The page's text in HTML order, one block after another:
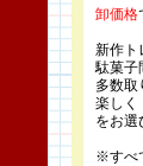
卸価格
新作ト
駄菓子
多数取
楽しく
をお選
※すべ